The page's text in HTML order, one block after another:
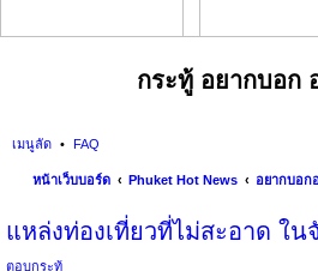
กระทู้ อยากบอก
เมนูลัด FAQ
หน้าเว็บบอร์ด Phuket Hot News
อยากบอก
แหล่งท่องเที่ยวที่ไม่สะอาด ใน
ตอบกระทู้